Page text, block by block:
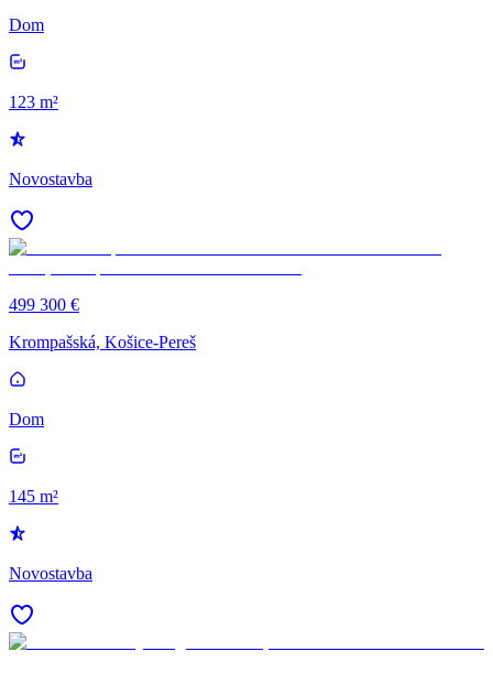
Dom
123 m²
Novostavba
499 300 €
Krompašská, Košice-Pereš
Dom
145 m²
Novostavba